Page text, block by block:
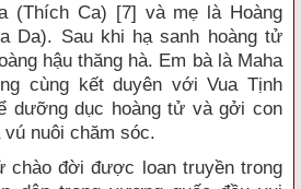
(Thích Ca) [7] và mẹ là Hoàng
Da). Sau khi hạ sanh hoàng tử
hậu thăng hà. Em bà là Maha
cùng kết duyên với Vua Tịnh
dưỡng dục hoàng tử và gởi con
nuôi chăm sóc.
chào đời được loan truyền trong